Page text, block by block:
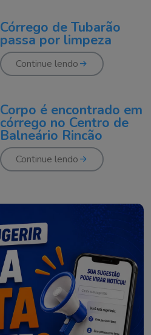
Córrego de Tubarão
passa por limpeza
Continue lendo
Corpo é encontrado em
córrego no Centro de
Balneário Rincão
Continue lendo